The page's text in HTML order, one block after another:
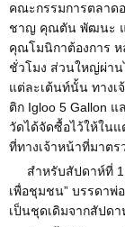
คณะกรรมการตลาด
ชาญ คุณตัน พัฒนะ แ
คุณโมนิกาต้องการ ห
ชั่วโมง ส่วนใหญ่ผ่า
แต่ละเต้นท์นั้น ทางเ
ติก Igloo 5 Gallon
วัดได้จัดซื้อไว้ให้ใน
ที่ทางเจ้าหน้าที่มาต
สำหรับสัปดาห์ที่
เพื่อชุมชน” บรรดาพ่
เป็นชุดเดิมจากสัปด